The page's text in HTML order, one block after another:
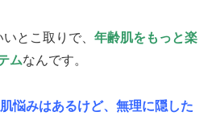
とこ取りで、 年齢肌をもっと楽
ムなんです。
悩みはあるけど、無理に隠した